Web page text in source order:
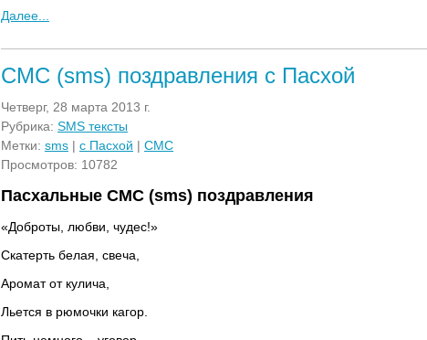
Далее...
СМС (sms) поздравления с Пасхой
Четверг, 28 марта 2013 г.
Рубрика: SMS тексты
Метки: sms | с Пасхой | СМС
Просмотров: 10782
Пасхальные СМС (sms) поздравления
«Доброты, любви, чудес!»
Скатерть белая, свеча,
Аромат от кулича,
Льется в рюмочки кагор.